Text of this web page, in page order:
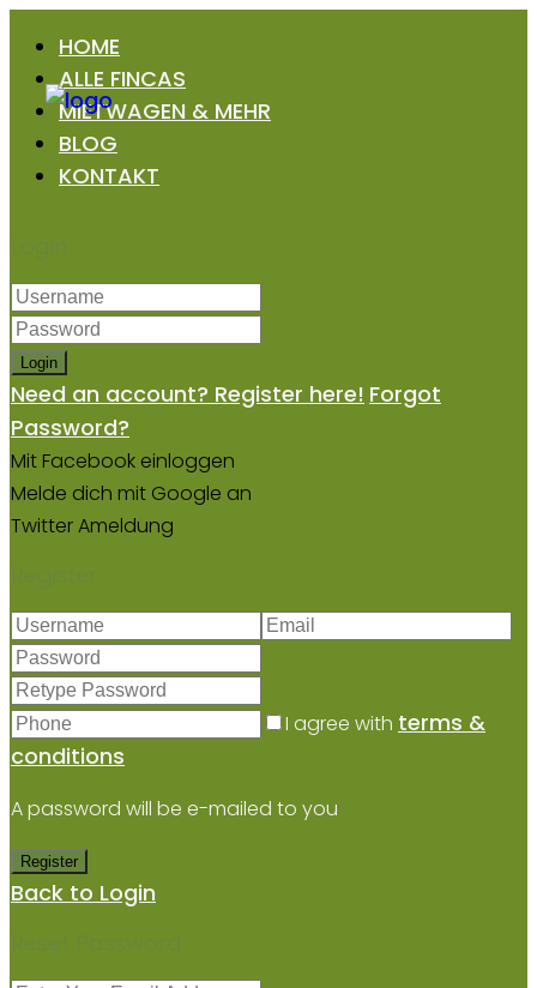
HOME
ALLE FINCAS
MIETWAGEN & MEHR
BLOG
KONTAKT
Login
Login
Need an account? Register here! Forgot
Password?
Mit Facebook einloggen
Melde dich mit Google an
Twitter Ameldung
Register
I agree with terms &
conditions
A password will be e-mailed to you
Register
Back to Login
Reset Password